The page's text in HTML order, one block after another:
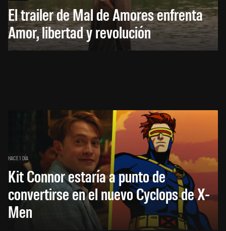
El trailer de Mal de Amores enfrenta
Amor, libertad y revolución
HACE 1 DÍA
Kit Connor estaría a punto de
convertirse en el nuevo Cyclops de X-
Men